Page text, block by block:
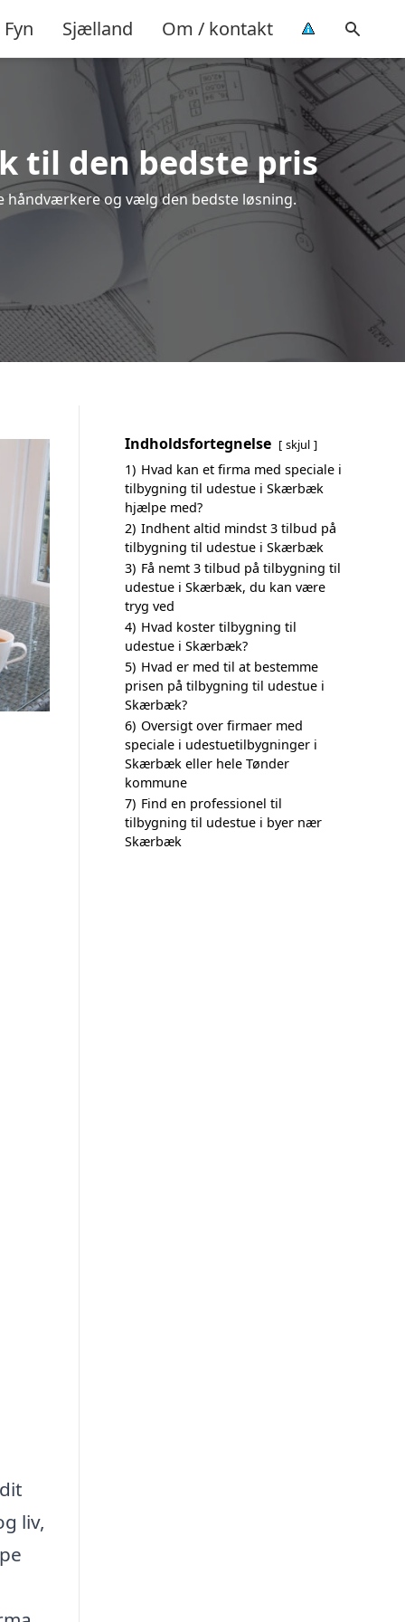
Fyn Sjælland Om / kontakt
til den bedste pris
håndværkere og vælg den bedste løsning.
liv,
Indholdsfortegnelse skjul
1) Hvad kan et firma med speciale i
tilbygning til udestue i Skærbæk
hjælpe med?
2) Indhent altid mindst 3 tilbud på
tilbygning til udestue i Skærbæk
3) Få nemt 3 tilbud på tilbygning til
udestue i Skærbæk, du kan være
tryg ved
4) Hvad koster tilbygning til
udestue i Skærbæk?
5) Hvad er med til at bestemme
prisen på tilbygning til udestue i
Skærbæk?
6) Oversigt over firmaer med
speciale i udestuetilbygninger i
Skærbæk eller hele Tønder
kommune
7) Find en professionel til
tilbygning til udestue i byer nær
Skærbæk